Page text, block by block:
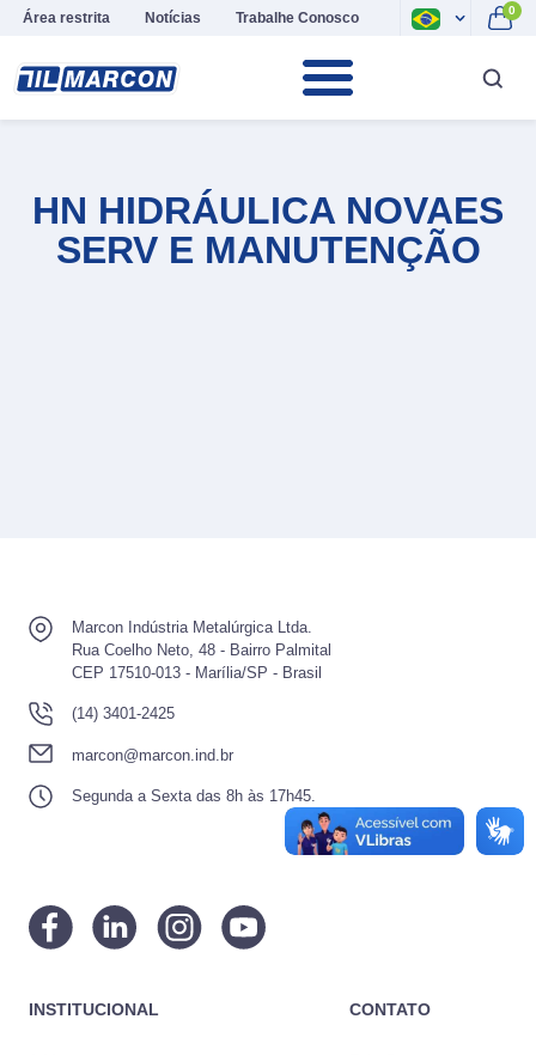
Área restrita Notícias Trabalhe Conosco 0
HN HIDRÁULICA NOVAES
SERV E MANUTENÇÃO
Marcon Indústria Metalúrgica Ltda.
Rua Coelho Neto, 48 - Bairro Palmital
CEP 17510-013 - Marília/SP - Brasil
(14) 3401-2425
marcon@marcon.ind.br
Segunda a Sexta das 8h às 17h45.
INSTITUCIONAL CONTATO